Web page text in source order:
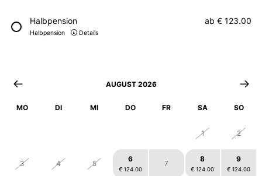
Halbpension
Halbpension Details
ab € 123.00
AUGUST 2026
MO DI MI DO FR SA SO
1 2
3 4 5
6
€ 124.00
7
8
€ 124.00
9
€ 124.00